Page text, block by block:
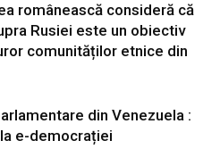
românească consideră că
Rusiei este un obiectiv
comunităților etnice din
din Venezuela :
e-democrației